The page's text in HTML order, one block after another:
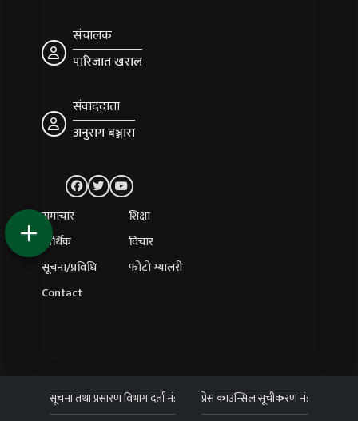
संचालक
पारिजात खराल
संवाददाता
अनुराग बञ्जारा
समाचार
शिक्षा
आर्थिक
विचार
सूचना/प्रविधि
फोटो ग्यालरी
Contact
सूचना तथा प्रसारण विभाग दर्ता नं: प्रेस काउन्सिल सूचीकरण नं: